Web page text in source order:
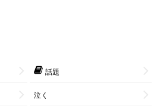
話題
泣く